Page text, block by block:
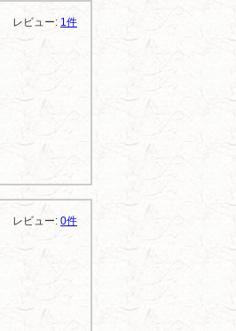
レビュー: 1件
レビュー: 0件